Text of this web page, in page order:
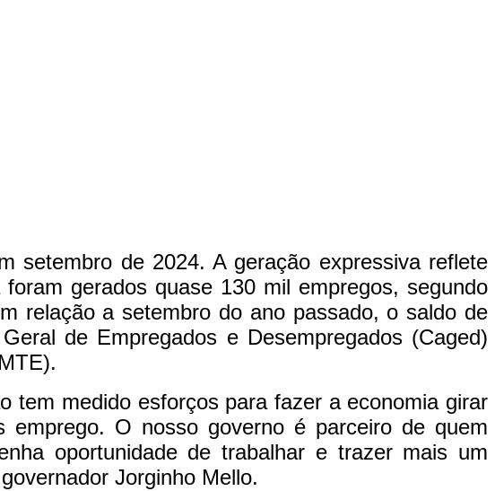
setembro de 2024. A geração expressiva reflete
gerados quase 130 mil empregos, segundo
relação a setembro do ano passado, o saldo de
de Empregados e Desempregados (Caged)
tem medido esforços para fazer a economia girar
O nosso governo é parceiro de quem
oportunidade de trabalhar e trazer mais um
Jorginho Mello.